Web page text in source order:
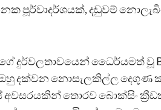
පූර්වාදර්ශයක්, දඬුවම්
දුර්වලතාවයෙන් ධෛර්යමත්
දක්වන නොසැලකිල්ල දෙගුණ
අවසරයකින් තොරව බොක්සිං